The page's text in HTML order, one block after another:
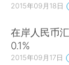
2015年09月18日
在岸人民币
0.1%
2015年09月17日